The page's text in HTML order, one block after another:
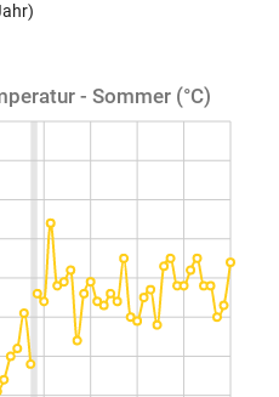
- Sommer (°C)